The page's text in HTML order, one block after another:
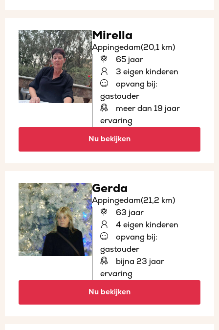
Mirella
Appingedam(20,1 km)
65 jaar
3 eigen kinderen
opvang bij:
gastouder
meer dan 19 jaar
ervaring
Nu bekijken
Gerda
Appingedam(21,2 km)
63 jaar
4 eigen kinderen
opvang bij:
gastouder
bijna 23 jaar
ervaring
Nu bekijken